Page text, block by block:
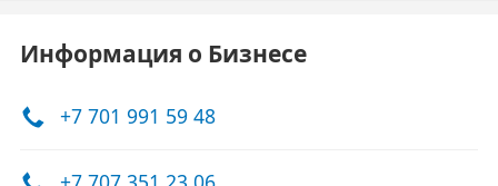
Информация о Бизнесе
+7 701 991 59 48